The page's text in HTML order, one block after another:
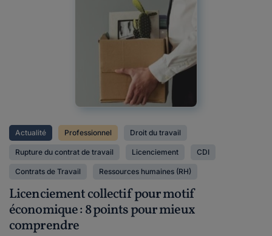
Actualité Professionnel Droit du travail
Rupture du contrat de travail Licenciement CDI
Contrats de Travail Ressources humaines (RH)
Licenciement collectif pour motif
économique : 8 points pour mieux
comprendre